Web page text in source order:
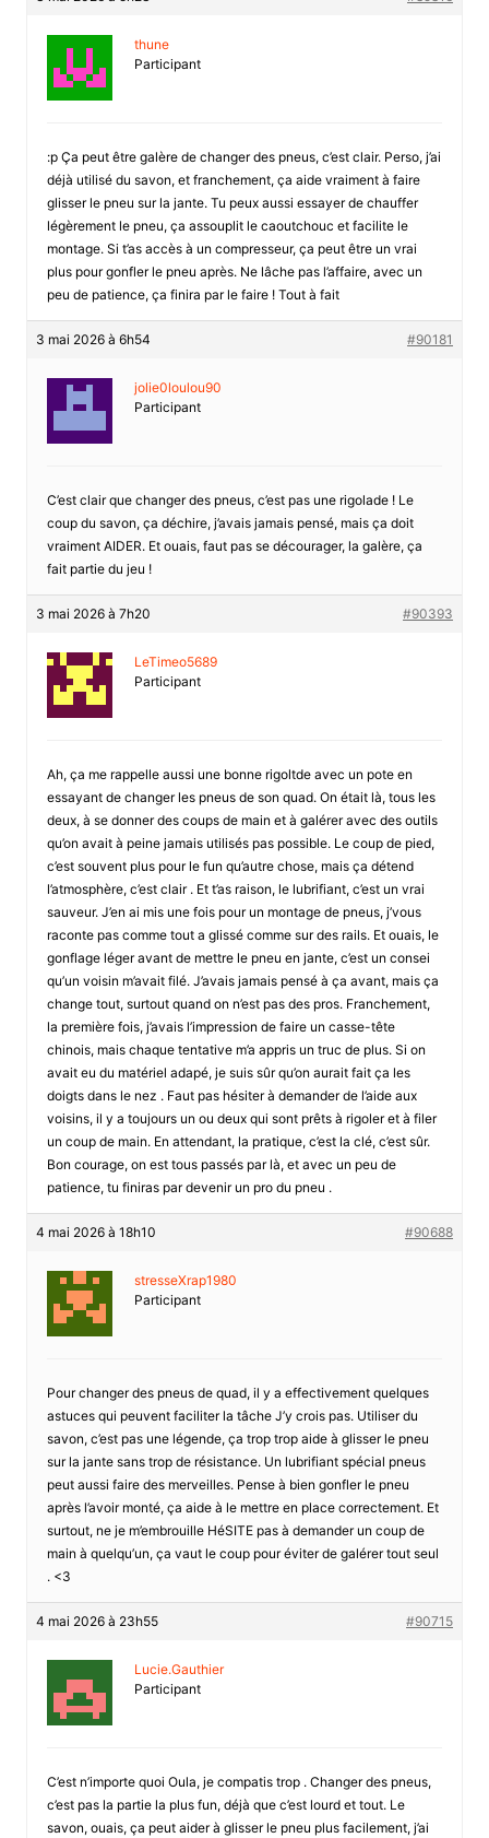
thune
Participant
:p Ça peut être galère de changer des pneus, c’est clair. Perso, j’ai
déjà utilisé du savon, et franchement, ça aide vraiment à faire
glisser le pneu sur la jante. Tu peux aussi essayer de chauffer
légèrement le pneu, ça assouplit le caoutchouc et facilite le
montage. Si t’as accès à un compresseur, ça peut être un vrai
plus pour gonfler le pneu après. Ne lâche pas l’affaire, avec un
peu de patience, ça finira par le faire ! Tout à fait
3 mai 2026 à 6h54 #90181
jolie0loulou90
Participant
C’est clair que changer des pneus, c’est pas une rigolade ! Le
coup du savon, ça déchire, j’avais jamais pensé, mais ça doit
vraiment AIDER. Et ouais, faut pas se décourager, la galère, ça
fait partie du jeu !
3 mai 2026 à 7h20 #90393
LeTimeo5689
Participant
Ah, ça me rappelle aussi une bonne rigoltde avec un pote en
essayant de changer les pneus de son quad. On était là, tous les
deux, à se donner des coups de main et à galérer avec des outils
qu’on avait à peine jamais utilisés pas possible. Le coup de pied,
c’est souvent plus pour le fun qu’autre chose, mais ça détend
l’atmosphère, c’est clair . Et t’as raison, le lubrifiant, c’est un vrai
sauveur. J’en ai mis une fois pour un montage de pneus, j’vous
raconte pas comme tout a glissé comme sur des rails. Et ouais, le
gonflage léger avant de mettre le pneu en jante, c’est un consei
qu’un voisin m’avait filé. J’avais jamais pensé à ça avant, mais ça
change tout, surtout quand on n’est pas des pros. Franchement,
la première fois, j’avais l’impression de faire un casse-tête
chinois, mais chaque tentative m’a appris un truc de plus. Si on
avait eu du matériel adapé, je suis sûr qu’on aurait fait ça les
doigts dans le nez . Faut pas hésiter à demander de l’aide aux
voisins, il y a toujours un ou deux qui sont prêts à rigoler et à filer
un coup de main. En attendant, la pratique, c’est la clé, c’est sûr.
Bon courage, on est tous passés par là, et avec un peu de
patience, tu finiras par devenir un pro du pneu .
4 mai 2026 à 18h10 #90688
stresseXrap1980
Participant
Pour changer des pneus de quad, il y a effectivement quelques
astuces qui peuvent faciliter la tâche J’y crois pas. Utiliser du
savon, c’est pas une légende, ça trop trop aide à glisser le pneu
sur la jante sans trop de résistance. Un lubrifiant spécial pneus
peut aussi faire des merveilles. Pense à bien gonfler le pneu
après l’avoir monté, ça aide à le mettre en place correctement. Et
surtout, ne je m’embrouille HéSITE pas à demander un coup de
main à quelqu’un, ça vaut le coup pour éviter de galérer tout seul
. <3
4 mai 2026 à 23h55 #90715
Lucie.Gauthier
Participant
C’est n’importe quoi Oula, je compatis trop . Changer des pneus,
c’est pas la partie la plus fun, déjà que c’est lourd et tout. Le
savon, ouais, ça peut aider à glisser le pneu plus facilement, j’ai